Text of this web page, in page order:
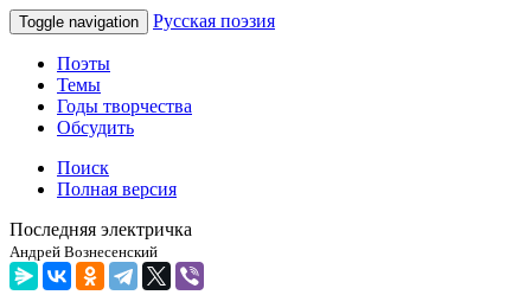
Toggle navigation Русская поэзия
Поэты
Темы
Годы творчества
Обсудить
Поиск
Полная версия
Последняя электричка
Андрей Вознесенский